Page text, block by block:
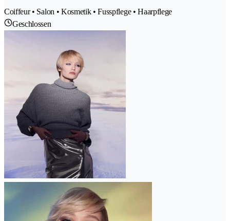
Coiffeur • Salon • Kosmetik • Fusspflege • Haarpflege
Geschlossen